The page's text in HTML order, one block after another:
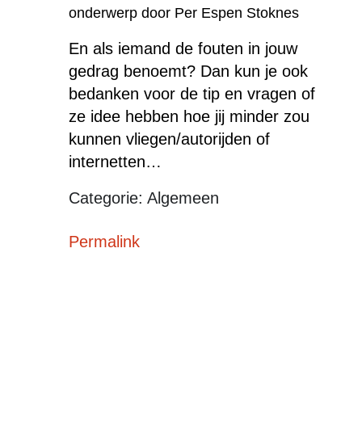
onderwerp door Per Espen Stoknes
En als iemand de fouten in jouw
gedrag benoemt? Dan kun je ook
bedanken voor de tip en vragen of
ze idee hebben hoe jij minder zou
kunnen vliegen/autorijden of
internetten…
Categorie: Algemeen
Permalink